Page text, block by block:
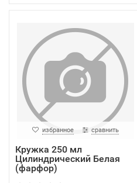
избранное сравнить
Кружка 250 мл
Цилиндрический Белая
(фарфор)